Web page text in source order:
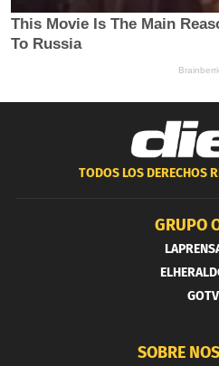
TODOS LOS DERECHOS
GRUPO
GOTV
SOBRE